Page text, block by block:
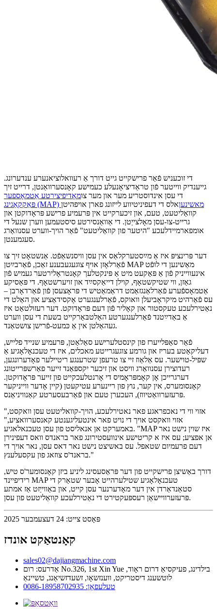
די זוכעניש פֿאַר פרישקייט גייט דורך אַ רעוואלוציאנערע ענדערונג.
גייענדיק ווייטער פֿון טראַדיציאָנעלע כעמישע קאָנסערוואַנטן, דרייט זיך
די עסן אינדוסטריע מער און מער צומאָדיפיצירטע אַטמאָספער
פּאַקקאַגינג (MAP) מאשינעןאלס די דעפיניטיווע לייזונג פארן אויפהיטן
קוואַליטעט, טעם, און זיכערקייט אין פּרעמיע פרישע פּראָדוקטן און
גרייט-צו-עסן מאָלצייַטן. די אַוואַנסירטע סיסטעמען ווערן שנעל די
אומפארמיידלעכע "היטער פון קוואַליטעט" פֿאַר הויך-ווערט עסנוואַרג
סעגמענטן.
דער פּרינציפּ איז אַ מײַסטערקלאַס אין עסן וויסנשאַפֿט. אַנשטאָט זיך צו
פֿאַרלאָזן אויף צוגעגעבענע זאַכן, פֿאַרבײַטן MAP מאַשינען די לופֿט
אינעווייניק פֿון אַ פּאַקעט מיט אַ פּינקטלעך קאָנטראָלירטער געמיש פֿון
גאַזן, ווי שטיקשטאָף, קוילן דייאַקסײַד און זויערשטאָף. די פּאַסיקע
אַטמאָספֿערע פֿאַרלאַנגזאַמט דראַמאַטיש די פּראָצעסן פֿון פֿאַרדאָרבן –
עס פֿאַרהיט מיקראָביעלן וואוקס, פֿאַרלענגערט אָקסידאַציע און האַלט די
נאַטירלעכע טעקסטור און קאָליר פֿון דעם פּראָדוקט. דער רעזולטאַט איז
אַ באַדײַטנד פֿאַרלענגערטע האַלטבּאַרקייט בשעת די עסן ווערט
געהאַלטן אין אַ כּמעט-פֿרישן צושטאַנד.
פֿאַר סאַפּלייערז פון קינסטלערישע סאַלאַטן, פּרעמיע שנייד פלייש,
דעליקאַטע בעריז און גורמע צוגעגרייטע מאכלים, איז די טעכנאָלאָגיע אַ
שפּיל-טוישער. עס אַלאַוז זיי צו טרעפן שטרענגע ריטיילער פאָדערונגען,
רעדוצירן עסנוואַרג וויסט און זיכער יקספּאַנד זייער פאַרשפּרייטונג
דערגרייכן אָן קאָמפּראָמיס די אָרנטלעכקייט פון זייער פּראָדוקטן.
קאָנסומערס, אין קער, נוץ פון ריינערע עטיקעטן (קיין אָדער ווייניקער
פּרעזערוואַטיווז), העכערן טעם און פֿאַרבעסערטע קאַנוויניאַנס.
"אזוי ווי די נאכפראגע פאר נאטירלעכע, הויך-קוואליטעט עסן וואקסט,
אזוי וואקסט אויך די נויט פאר אינטעליגענטע קאנסערוואציע,"
באמערקט אן אנאליסט פון עסן טעכנאלאגיע. "MAP איז שוין נישט נאר
אן אפציע; עס איז א קריטישע אינוועסטירונג פאר בראנדס וואס דעפינירן
דעם פרעמיום שטאפל. עס באשיצט נישט נאר דאס עסן, נאר אויך די
בראנד'ס צוזאג פון עקסעלענץ."
דורך באַשיצן פרישקייט פון דער פּראַסעסינג ליניע ביזן קאָנסומער'ס טיש,
רידיפיינד MAP טעכנאָלאָגיע שטילערהייט אָבער שטאַרק די
סטאַנדאַרדן אין דער מאָדערנער עסן קייט, און באַווייַזט אַז אמתע
פּרעזערוויישאַן רעספּעקטירט די נאַטירלעכע קוואַליטעט פון עסן.
פּאָסט צייט: 24 דעצעמבער 2025
קאָנטאַקט אונדז
sales02@dajiangmachine.com
אַדרעס: רום No.326, 1st Xin Yue בילדינג, פעיקסיאַ דרום ראָוד,
לוטשענג דיסטריקט, ווענזשאָו, זשעדזשיאַנג, טשיינאַ
טעלעפאָן: 0086-18958702935